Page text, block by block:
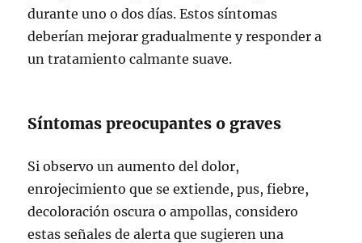
durante uno o dos días. Estos síntomas
deberían mejorar gradualmente y responder a
un tratamiento calmante suave.
Síntomas preocupantes o graves
Si observo un aumento del dolor,
enrojecimiento que se extiende, pus, fiebre,
decoloración oscura o ampollas, considero
estas señales de alerta que sugieren una